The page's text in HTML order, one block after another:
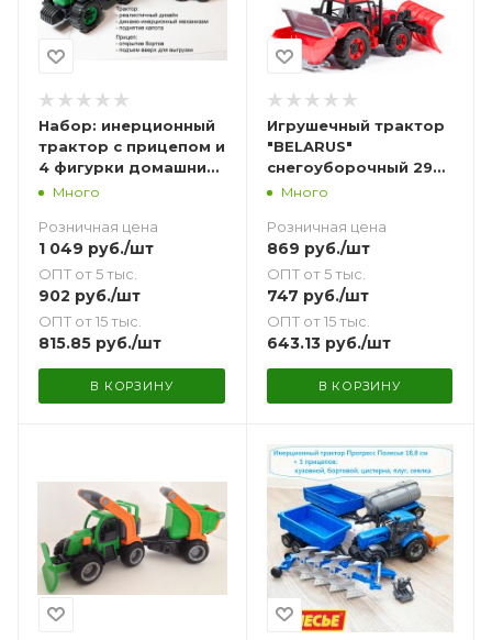
Набор: инерционный
трактор с прицепом и
4 фигурки домашних
животных
Много
Розничная цена
1 049 руб./шт
ОПТ от 5 тыс.
902 руб./шт
ОПТ от 15 тыс.
815.85 руб./шт
В КОРЗИНУ
Игрушечный трактор
"BELARUS"
снегоуборочный 29
смМного
Розничная цена
869 руб./шт
ОПТ от 5 тыс.
747 руб./шт
ОПТ от 15 тыс.
643.13руб./шт
В КОРЗИНУ